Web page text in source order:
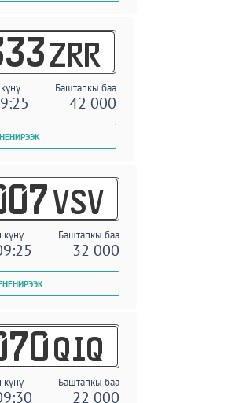
ZRR
Баштапкы баа
42 000
VSV
күнү Баштапкы баа
32 000
QIQ
күнү Баштапкы баа
22 000